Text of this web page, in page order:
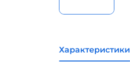
Характеристики